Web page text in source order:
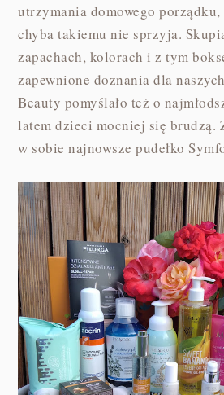
utrzymania domowego
chyba takiemu nie sprzyja.
zapachach, kolorach i z tym
zapewnione doznania dla
Beauty pomyślało też o
latem dzieci mocniej się brudzą.
w sobie najnowsze pudełko